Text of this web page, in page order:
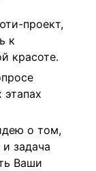
проект,
к
красоте.
этапах
о том,
задача
Ваши